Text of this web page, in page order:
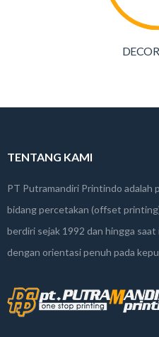
TENTANG KAMI
PT Putramandiri Printindo adalah
bidang percetakan (offset
berdiri sejak 1992 dan hingga
dengan orientasi penuh pada